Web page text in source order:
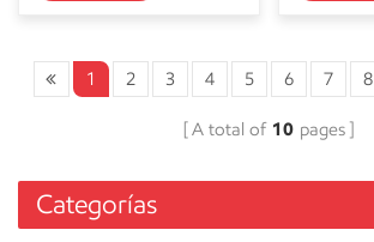
1 2 3 4 5 6 7 8
A total of 10 pages
Categorías